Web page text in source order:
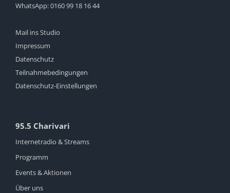
WhatsApp:0160 99 18 16 44
Mail ins Studio
Impressum
Datenschutz
Teilnahmebedingungen
Datenschutz-Einstellungen
95.5 Charivari
Internetradio & Streams
Programm
Events & Aktionen
Über uns